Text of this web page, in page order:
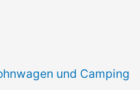
und Camping